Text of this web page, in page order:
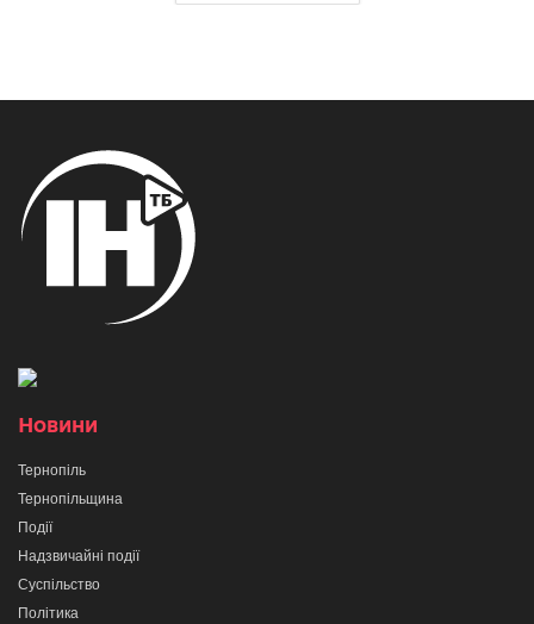
Новини
Тернопіль
Тернопільщина
Події
Надзвичайні події
Суспільство
Політика